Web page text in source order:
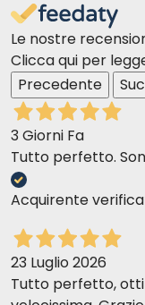
Le nostre
Clicca qui per
Precedente
3 Giorni Fa
Tutto perfetto.
Acquirente
23 Luglio 2026
Tutto perfetto,